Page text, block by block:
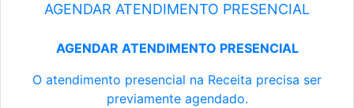
AGENDAR ATENDIMENTO PRESENCIAL
AGENDAR ATENDIMENTO PRESENCIAL
O atendimento presencial na Receita precisa ser
previamente agendado.